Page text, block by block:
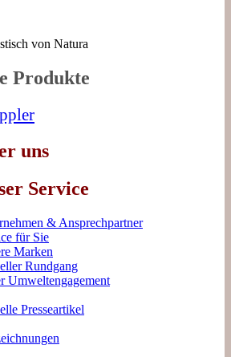
Produkte
uns
Service
& Ansprechpartner
für Sie
Marken
Rundgang
Umweltengagement
Presseartikel